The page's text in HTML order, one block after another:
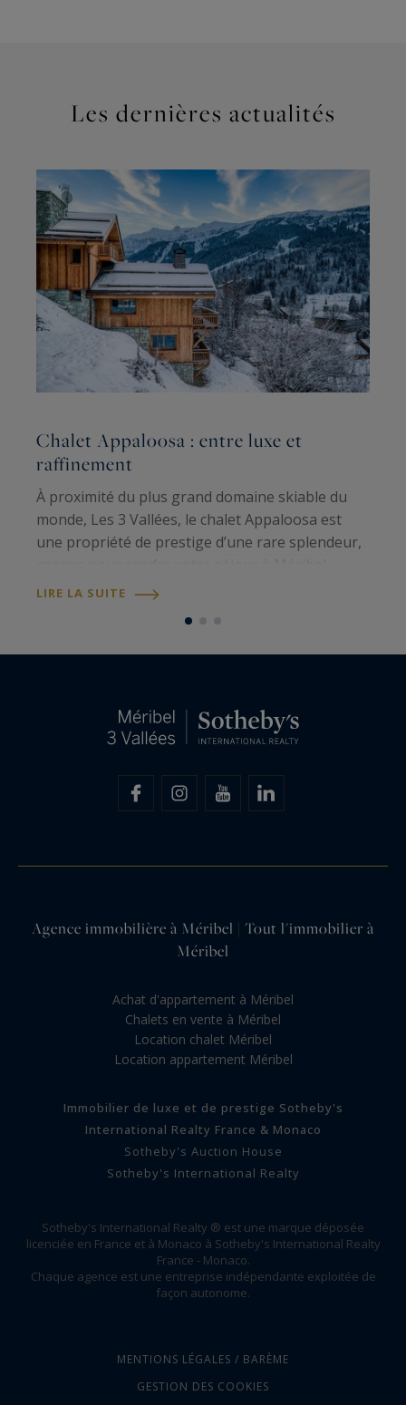
Les dernières actualités
Chalet Appaloosa : entre luxe et
raffinement
À proximité du plus grand domaine skiable du
monde, Les 3 Vallées, le chalet Appaloosa est
une propriété de prestige d’une rare splendeur,
inoubliable. Penchons-nous ici sur les
LIRE LA SUITE
Agence immobilière à Méribel | Tout l'immobilier à
Méribel
Achat d'appartement à Méribel
Chalets en vente à Méribel
Location chalet Méribel
Location appartement Méribel
Immobilier de luxe et de prestige Sotheby's
International Realty France & Monaco
Sotheby's Auction House
Sotheby's International Realty
Sotheby's International Realty ® est une marque déposée
licenciée en France et à Monaco à Sotheby's International Realty
France - Monaco.
Chaque agence est une entreprise indépendante exploitée de
façon autonome.
MENTIONS LÉGALES / BARÈME
GESTION DES COOKIES